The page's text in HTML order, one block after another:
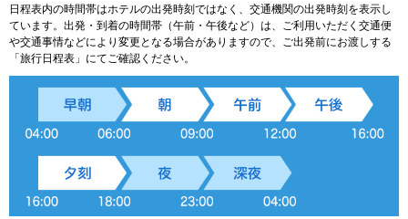
日程表内の時間帯はホテルの出発時刻ではなく、交通機関の出発時刻を表示し
ています。出発・到着の時間帯（午前・午後など）は、ご利用いただく交通便
や交通事情などにより変更となる場合がありますので、ご出発前にお渡しする
「旅行日程表」にてご確認ください。